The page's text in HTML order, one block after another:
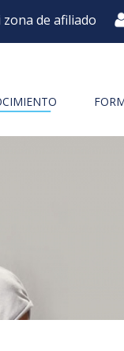
de afiliado